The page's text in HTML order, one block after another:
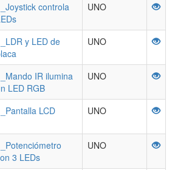
controla
UNO
y LED de
UNO
IR ilumina
LED RGB
UNO
LCD UNO
3 LEDs
UNO